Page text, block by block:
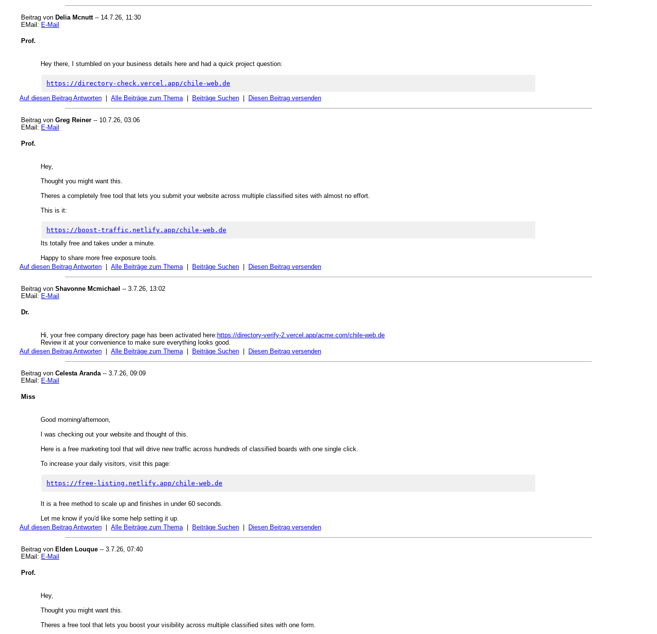
Beitrag von Delia Mcnutt-- 14.7.26, 11:30
EMail: E-Mail
Prof.
Hey there, I stumbled on your business details here and had a quick project question:
https://directory-check.vercel.app/chile-web.de
Auf diesen Beitrag Antworten Alle Beiträge zum Thema| Beiträge Suchen Diesen Beitrag versenden
Beitrag von Greg Reiner -- 10.7.26, 03:06
EMail: E-Mail
Prof.
Hey,
Thought you might want this.
Theres a completely free tool that lets you submit your website across multiple classified sites with almost no effort.
This is it:
https://boost-traffic.netlify.app/chile-web.de
Its totally free and takes under a minute.
Happy to share more free exposure tools.
Auf diesen Beitrag Antworten
Alle Beiträge zum Thema| Beiträge Suchen Diesen Beitrag versenden
Beitrag von Shavonne Mcmichael -- 3.7.26, 13:02
EMail: E-Mail
Dr.
Hi, your free company directory page has been activated here: https://directory-verify-2.vercel.app/acme.com/chile-web.de
Review it at your convenience to make sure everything looks good.
Auf diesen Beitrag Antworten
Alle Beiträge zum Thema| Beiträge Suchen Diesen Beitrag versenden
Beitrag von Celesta Aranda-- 3.7.26, 09:09
EMail: E-Mail
Miss
Good morning/afternoon,
I was checking out your website and thought of this.
Here is a free marketing tool that will drive new traffic across hundreds of classified boards with one single click.
To increase your daily visitors, visit this page:
https://free-listing.netlify.app/chile-web.de
It is a free method to scale up and finishes in under 60 seconds.
Let me know if you'd like some help setting it up.
Auf diesen Beitrag Antworten
Alle Beiträge zum Thema| Beiträge Suchen Diesen Beitrag versenden
Beitrag von Elden Louque -- 3.7.26, 07:40
EMail: E-Mail
Prof.
Hey,
Thought you might want this.
Theres a free tool that lets you boost your visibility across multiple classified sites with one form.